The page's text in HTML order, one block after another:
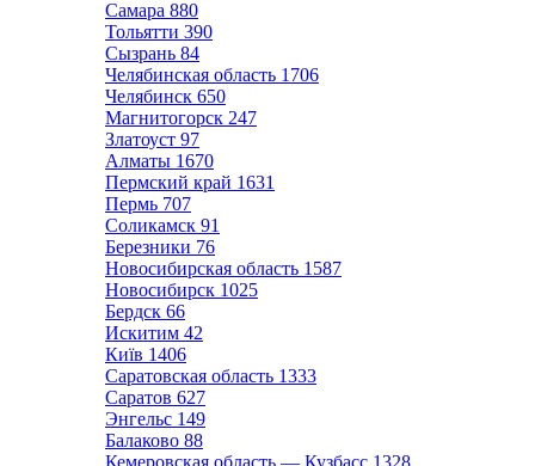
Самара 880
Тольятти 390
Сызрань 84
Челябинская область 1706
Челябинск 650
Магнитогорск 247
Златоуст 97
Алматы 1670
Пермский край 1631
Пермь 707
Соликамск 91
Березники 76
Новосибирская область 1587
Новосибирск 1025
Бердск 66
Искитим 42
Київ 1406
Саратовская область 1333
Саратов 627
Энгельс 149
Балаково 88
Кемеровская область — Кузбасс 1328